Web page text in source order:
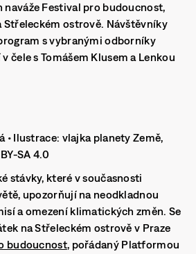
naváže Festival pro budoucnost,
Střeleckém ostrově. Návštěvníky
s vybranými odborníky
čele s Tomášem Klusem a Lenkou
• Ilustrace: vlajka planety Země,
SA 4.0
stávky, které v současnosti
upozorňují na neodkladnou
a omezení klimatických změn. Se
na Střeleckém ostrově v Praze
budoucnost, pořádaný Platformou